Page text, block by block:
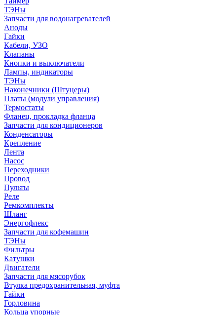
ТЭНы
Запчасти для водонагревателей
Аноды
Гайки
Кабели, УЗО
Клапаны
Кнопки и выключатели
Лампы, индикаторы
ТЭНы
Наконечники (Штуцеры)
Платы (модули управления)
Термостаты
Фланец, прокладка фланца
Запчасти для кондиционеров
Конденсаторы
Крепление
Лента
Насос
Переходники
Провод
Пульты
Реле
Ремкомплекты
Шланг
Энергофлекс
Запчасти для кофемашин
ТЭНы
Фильтры
Катушки
Двигатели
Запчасти для мясорубок
Втулка предохранительная, муфта
Гайки
Горловина
Кольца упорные